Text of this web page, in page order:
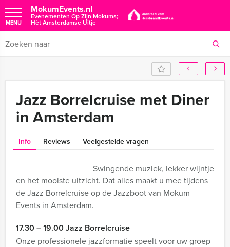
MokumEvents.nl
Evenementen Op Zijn Mokums;
Hèt Amsterdamse Uitje
MENU
Jazz Borrelcruise met Diner
in Amsterdam
Info Reviews Veelgestelde vragen
Swingende muziek, lekker wijntje
en het mooiste uitzicht. Dat alles maakt u mee tijdens
de Jazz Borrelcruise op de Jazzboot van Mokum
Events in Amsterdam.
17.30 – 19.00 Jazz Borrelcruise
Onze professionele jazzformatie speelt voor uw groep